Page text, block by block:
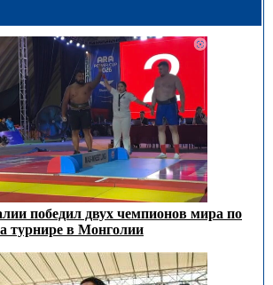
победил двух чемпионов мира по
турнире в Монголии